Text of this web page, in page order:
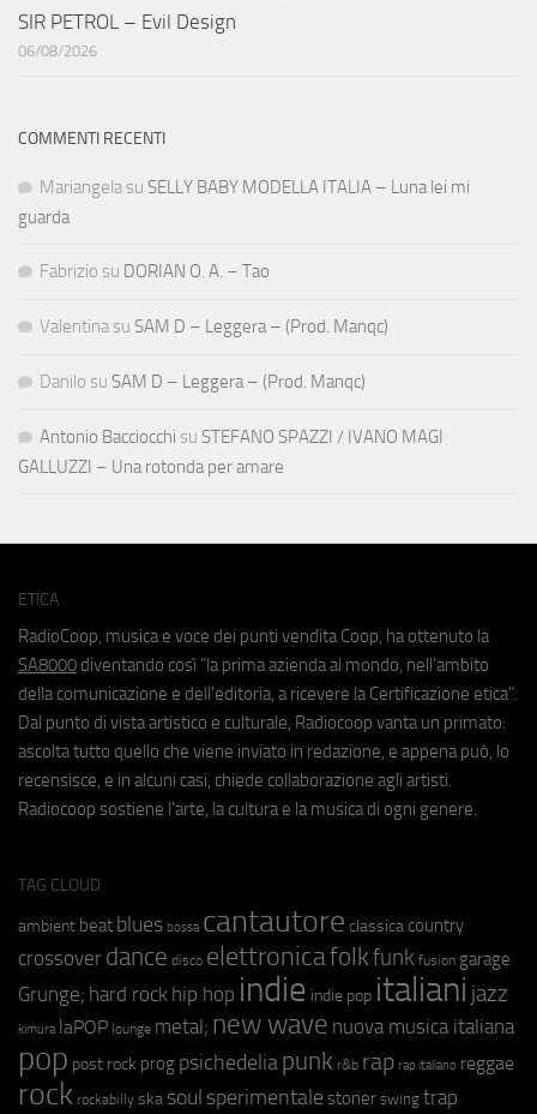
SIR PETROL – Evil Design
06/08/2026
COMMENTI RECENTI
Mariangela su SELLY BABY MODELLA ITALIA – Luna lei mi
guarda
Fabrizio su DORIAN O. A. – Tao
Valentina su SAM D – Leggera – (Prod. Manqc)
Danilo su SAM D – Leggera – (Prod. Manqc)
Antonio Bacciocchi su STEFANO SPAZZI / IVANO MAGI
GALLUZZI – Una rotonda per amare
ETICA
RadioCoop, musica e voce dei punti vendita Coop, ha ottenuto la
SA8000 diventando così "la prima azienda al mondo, nell'ambito
della comunicazione e dell'editoria, a ricevere la Certificazione etica".
Dal punto di vista artistico e culturale, Radiocoop vanta un primato:
ascolta tutto quello che viene inviato in redazione, e appena può, lo
recensisce, e in alcuni casi, chiede collaborazione agli artisti.
Radiocoop sostiene l'arte, la cultura e la musica di ogni genere.
TAG CLOUD
ambient beat blues bossa cantautore classica country
crossover dance disco elettronicafolkfunk fusion garage
Grunge; hard rock hip hop indie indie pop italiani jazz
kimura laPOP lounge metal; new wave nuova musica italiana
pop post rock prog psichedeliapunk r&b rap rap italiano reggae
rock rockabilly ska soul sperimentale stoner swing trap